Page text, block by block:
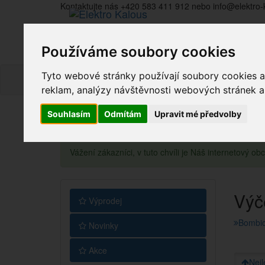
Používáme soubory cookies
Tyto webové stránky používají soubory cookies
reklam, analýzy návštěvnosti webových stránek
Souhlasím Odmítám Upravit mé předvolby
Kontaktujte nás +420 583 411 912 nebo
Vážení zákazníci, v tuto chvíli je Náš internetový
Výprodej
Novinky
Akce